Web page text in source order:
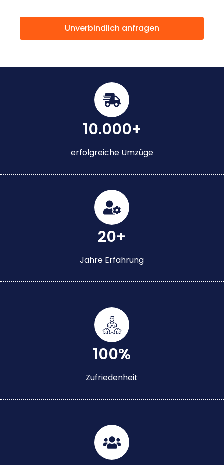
Unverbindlich anfragen
10.000+
erfolgreiche Umzüge
20+
Jahre Erfahrung
100%
Zufriedenheit